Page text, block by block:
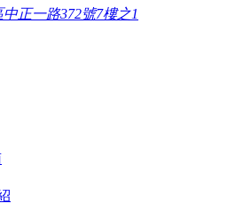
正一路372號7樓之1